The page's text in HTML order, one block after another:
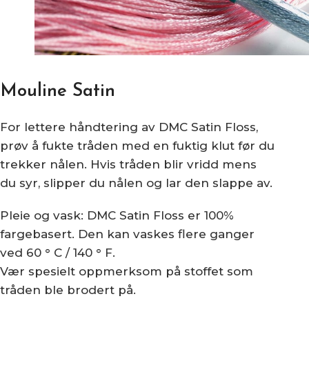
Mouline Satin
For lettere håndtering av DMC Satin Floss,
prøv å fukte tråden med en fuktig klut før du
trekker nålen. Hvis tråden blir vridd mens
du syr, slipper du nålen og lar den slappe av.
Pleie og vask: DMC Satin Floss er 100%
fargebasert. Den kan vaskes flere ganger
ved 60 ° C / 140 ° F.
Vær spesielt oppmerksom på stoffet som
tråden ble brodert på.